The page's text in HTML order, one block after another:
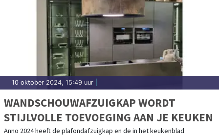
10 oktober 2024, 15:49 uur
WANDSCHOUWAFZUIGKAP WORDT
STIJLVOLLE TOEVOEGING AAN JE KEUKEN
Anno 2024 heeft de plafondafzuigkap en de in het keukenblad